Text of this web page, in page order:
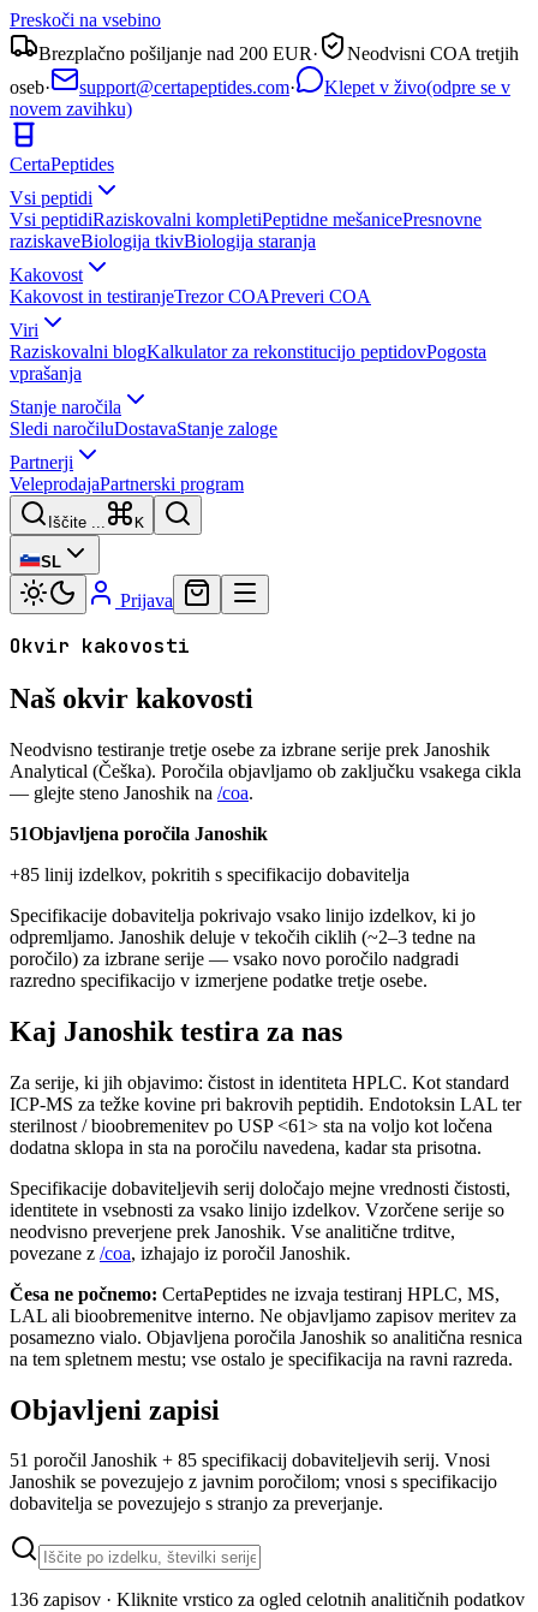
Preskoči na vsebino
Brezplačno pošiljanje nad 200 EUR·
Neodvisni COA tretjih
oseb· support@certapeptides.com· Klepet v živo(odpre se v
novem zavihku)
CertaPeptides
Vsi peptidi
Vsi peptidiRaziskovalni kompletiPeptidne mešanicePresnovne
raziskaveBiologija tkivBiologija staranja
Kakovost
Kakovost in testiranjeTrezor COAPreveri COA
Viri
Raziskovalni blogKalkulator za rekonstitucijo peptidovPogosta
vprašanja
Stanje naročila
Sledi naročiluDostavaStanje zaloge
Partnerji
VeleprodajaPartnerski program
Iščite ... K
SL
Prijava
Okvir kakovosti
Naš okvir kakovosti
Neodvisno testiranje tretje osebe za izbrane serije prek Janoshik
Analytical (Češka). Poročila objavljamo ob zaključku vsakega cikla
— glejte steno Janoshik na /coa.
51Objavljena poročila Janoshik
+85 linij izdelkov, pokritih s specifikacijo dobavitelja
Specifikacije dobavitelja pokrivajo vsako linijo izdelkov, ki jo
odpremljamo. Janoshik deluje v tekočih ciklih (~2–3 tedne na
poročilo) za izbrane serije — vsako novo poročilo nadgradi
razredno specifikacijo v izmerjene podatke tretje osebe.
Kaj Janoshik testira za nas
Za serije, ki jih objavimo: čistost in identiteta HPLC. Kot standard
ICP-MS za težke kovine pri bakrovih peptidih. Endotoksin LAL ter
sterilnost / bioobremenitev po USP <61> sta na voljo kot ločena
dodatna sklopa in sta na poročilu navedena, kadar sta prisotna.
Specifikacije dobaviteljevih serij določajo mejne vrednosti čistosti,
identitete in vsebnosti za vsako linijo izdelkov. Vzorčene serije so
neodvisno preverjene prek Janoshik. Vse analitične trditve,
povezane z /coa, izhajajo iz poročil Janoshik.
Česa ne počnemo: CertaPeptides ne izvaja testiranj HPLC, MS,
LAL ali bioobremenitve interno. Ne objavljamo zapisov meritev za
posamezno vialo. Objavljena poročila Janoshik so analitična resnica
na tem spletnem mestu; vse ostalo je specifikacija na ravni razreda.
Objavljeni zapisi
51 poročil Janoshik + 85 specifikacij dobaviteljevih serij. Vnosi
Janoshik se povezujejo z javnim poročilom; vnosi s specifikacijo
dobavitelja se povezujejo s stranjo za preverjanje.
136 zapisov · Kliknite vrstico za ogled celotnih analitičnih podatkov